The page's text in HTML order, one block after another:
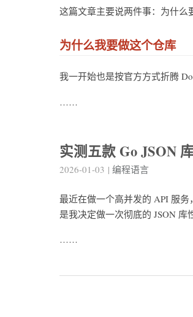
这篇文章主要说两件事：为什么
为什么我要做这个仓库
我一开始也是按官方方式折腾
……
实测五款 Go JSON
2026-01-03 | 编程语言
最近在做一个高并发的 API 服
是我决定做一次彻底的 JSON 库
……